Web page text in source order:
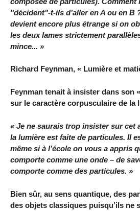
"décident"-t-ils d’aller en A ou en B
devient encore plus étrange si on
les deux lames strictement
mince... »
Richard Feynman, « Lumière et
Feynman tenait à insister dans son
sur le caractère corpusculaire de la
« Je ne saurais trop insister sur cet
la lumière est faite de particules. Il
même si à l’école on vous a appris
comporte comme une onde – de
comporte comme des particules. »
Bien sûr, au sens quantique, des
des objets classiques puisqu’ils ne